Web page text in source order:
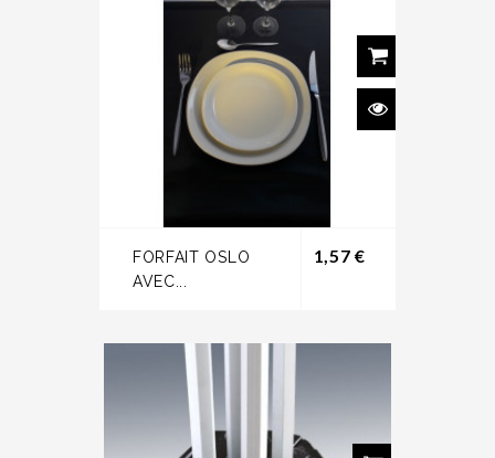
FORFAIT OSLO
AVEC...
1,57 €Prix